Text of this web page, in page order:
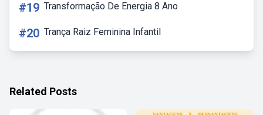
#19 Transformação De Energia 8 Ano
#20 Trança Raiz Feminina Infantil
Related Posts